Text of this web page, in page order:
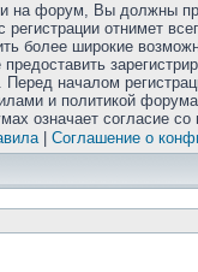
на форум, Вы должны
регистрации отнимет
более широкие
Перед началом
и политикой
означает согласие со
| Соглашение о